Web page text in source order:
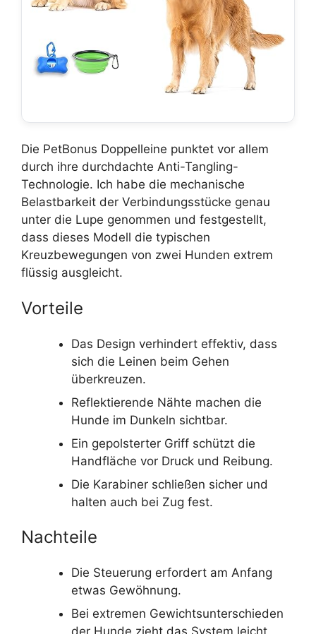
Die PetBonus Doppelleine punktet vor allem
durch ihre durchdachte Anti-Tangling-
Technologie. Ich habe die mechanische
Belastbarkeit der Verbindungsstücke genau
unter die Lupe genommen und festgestellt,
dass dieses Modell die typischen
Kreuzbewegungen von zwei Hunden extrem
flüssig ausgleicht.
Vorteile
Das Design verhindert effektiv, dass
sich die Leinen beim Gehen
überkreuzen.
Reflektierende Nähte machen die
Hunde im Dunkeln sichtbar.
Ein gepolsterter Griff schützt die
Handfläche vor Druck und Reibung.
Die Karabiner schließen sicher und
halten auch bei Zug fest.
Nachteile
Die Steuerung erfordert am Anfang
etwas Gewöhnung.
Bei extremen Gewichtsunterschieden
der Hunde zieht das System leicht